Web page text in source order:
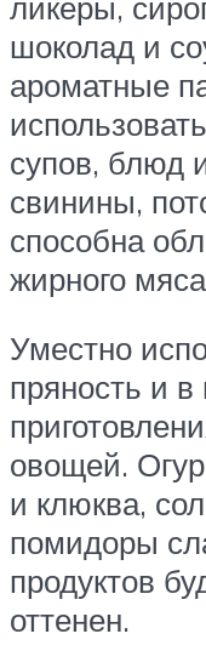
шоколад и
ароматные
супов, блюд
свинины,
способна
жирного
Уместно
пряность и в
овощей.
и клюква,
помидоры
продуктов
оттенен.